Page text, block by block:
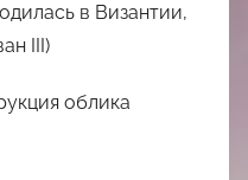
в Византии,
III)
облика